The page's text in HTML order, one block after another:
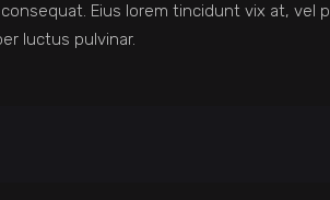
Eius lorem tincidunt vix at,
luctus pulvinar.